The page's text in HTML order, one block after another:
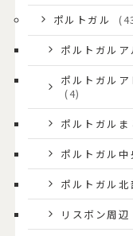
ポルトガル
ポルトガル
ポルトガル
(4)
ポルトガルま
ポルトガル中
ポルトガル北
リスボン周辺